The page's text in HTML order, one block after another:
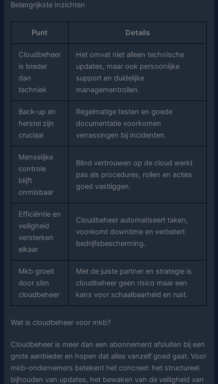
Belangrijkste Inzichten
Punt Details
Cloudbeheer
is breder
dan
techniek
Het omvat niet alleen technische
updates, maar ook persoonlijke
support en duidelijke
managementrollen.
Back-up en
herstel zijn
cruciaal
Regelmatige testen en goede
documentatie voorkomen
verrassingen bij incidenten.
Menselijke
controle
blijft
onmisbaar
Blind vertrouwen op de cloud werkt
pas als procedures, rollen en acties
goed vastliggen.
Efficiëntie en
veiligheid
versterken
elkaar
Cloudbeheer automatiseert taken,
voorkomt downtime en verbetert
bedrijfsbescherming.
Mkb groeit
door slim
cloudbeheer
Met de juiste partner en strategie is
cloudbeheer geen risico maar een
kans voor schaalbaarheid en rust.
Wat is cloudbeheer voor mkb?
Cloudbeheer is meer dan een abonnement afsluiten bij een
grote aanbieder en hopen dat alles vanzelf goed gaat. Voor
mkb-ondernemers betekent het concreet: het structureel
bijhouden van updates, het bewaken van de veiligheid van